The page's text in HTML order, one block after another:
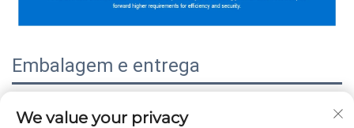
Embalagem e entrega
We value your privacy